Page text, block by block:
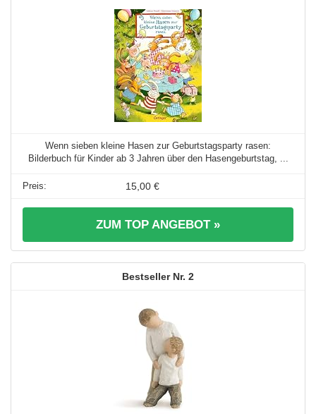
Wenn sieben kleine Hasen zur Geburtstagsparty rasen:
Bilderbuch für Kinder ab 3 Jahren über den Hasengeburtstag, ...
15,00 €
ZUM TOP ANGEBOT »
2